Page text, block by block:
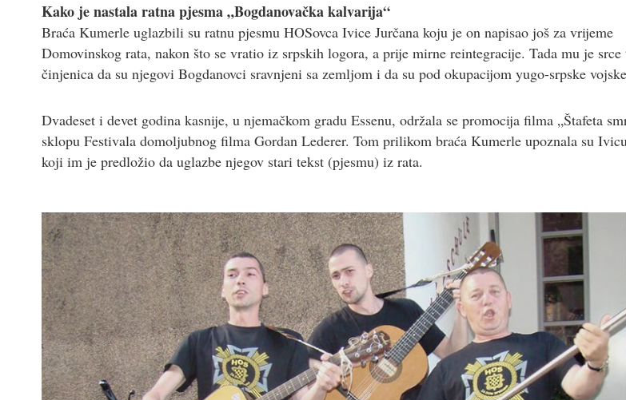
Kako je nastala ratna pjesma „Bogdanovačka kalvarija“
Braća Kumerle uglazbili su ratnu pjesmu HOSovca Ivice Jurčana koju je on napisao još za vrijeme
Domovinskog rata, nakon što se vratio iz srpskih logora, a prije mirne reintegracije. Tada mu je
činjenica da su njegovi Bogdanovci sravnjeni sa zemljom i da su pod okupacijom yugo-srpske
Dvadeset i devet godina kasnije, u njemačkom gradu Essenu, održala se promocija filma „Štafeta
sklopu Festivala domoljubnog filma Gordan Lederer. Tom prilikom braća Kumerle upoznala su
koji im je predložio da uglazbe njegov stari tekst (pjesmu) iz rata.